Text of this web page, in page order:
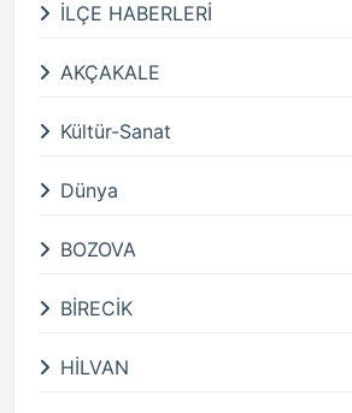
İLÇE HABERLERİ
AKÇAKALE
Kültür-Sanat
Dünya
BOZOVA
BİRECİK
HİLVAN